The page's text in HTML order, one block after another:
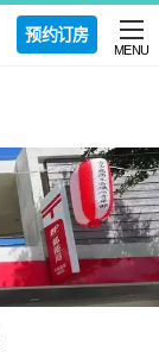
预约订房
MENU